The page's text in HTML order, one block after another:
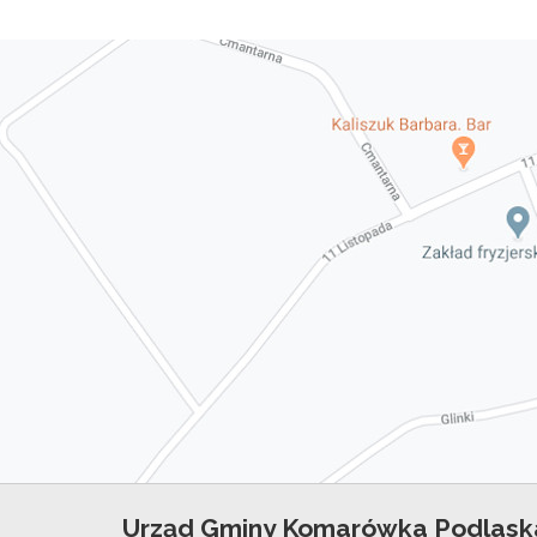
Urząd Gminy Komarówka